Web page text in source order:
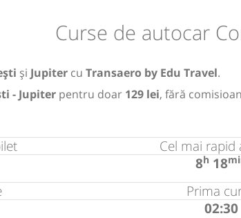
Curse de autocar
și Jupiter cu Transaero by Edu Travel.
- Jupiter pentru doar 129 lei, fără
Cel mai rapid
8h 18
Prima
02:30